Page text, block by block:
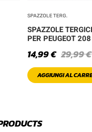
SPAZZOLE TERG.
SPAZZOLE
PER PEUGEOT
29,99€
14,99€
AGGIUNGI AL